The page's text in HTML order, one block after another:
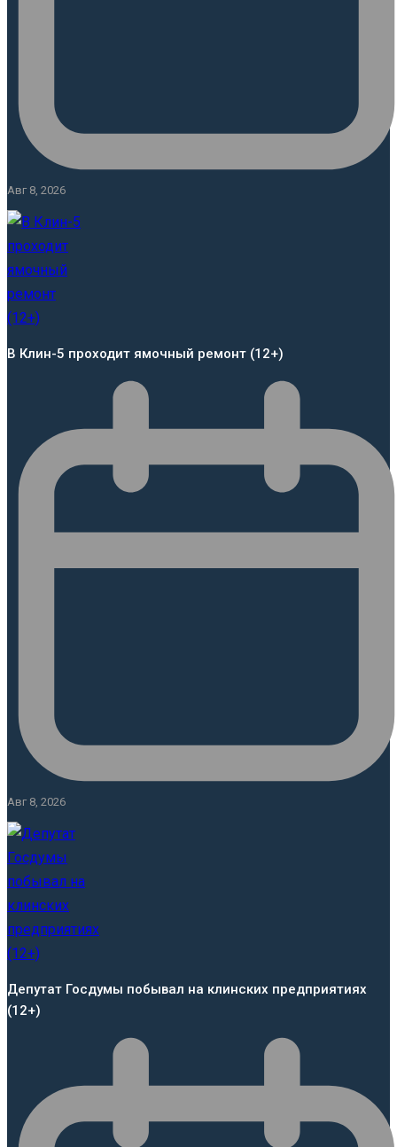
Авг 8, 2026
В Клин-5 проходит ямочный ремонт (12+)
Авг 8, 2026
Депутат Госдумы побывал на клинских предприятиях
(12+)